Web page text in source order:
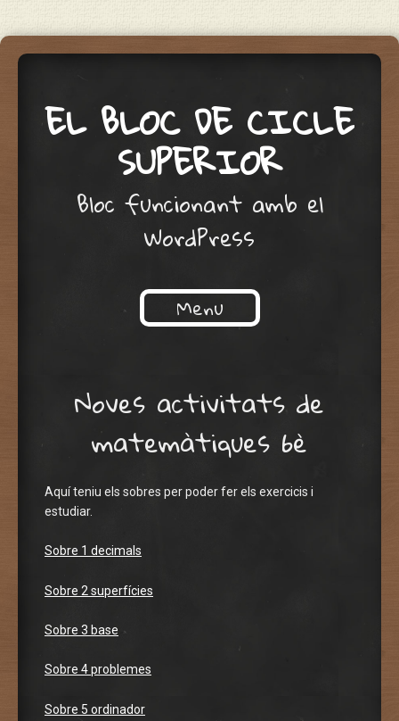
EL BLOC DE CICLE
SUPERIOR
Bloc funcionant amb el
WordPress
Menu
Noves activitats de
matemàtiques 6è
Aquí teniu els sobres per poder fer els exercicis i
estudiar.
Sobre 1 decimals
Sobre 2 superfícies
Sobre 3 base
Sobre 4 problemes
Sobre 5 ordinador